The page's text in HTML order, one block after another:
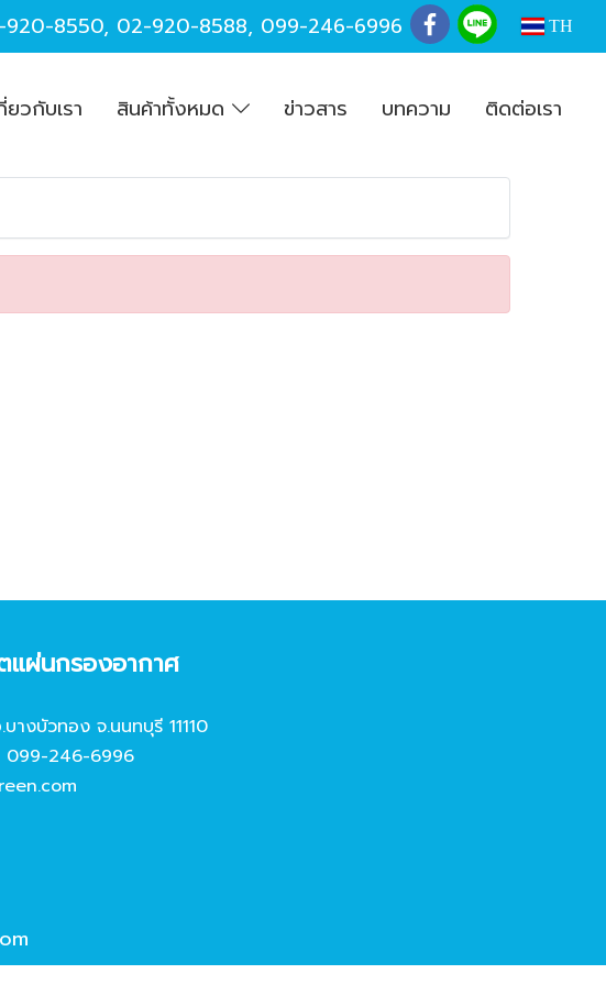
8550, 02-920-8588, 099-246-6996 TH
ยวกับเรา สินค้าทั้งหมด ข่าวสาร บทความ ติดต่อเรา
แผ่นกรองอากาศ
งบัวทอง จ.นนทบุรี 11110
099-246-6996